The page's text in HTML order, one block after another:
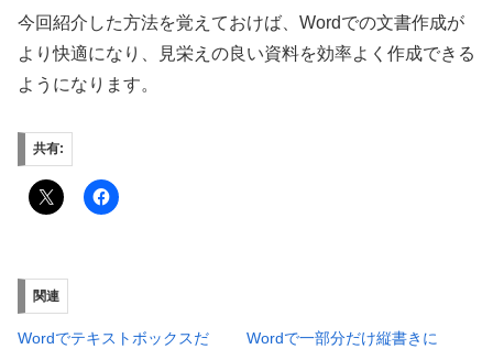
今回紹介した方法を覚えておけば、Wordでの文書作成が
より快適になり、見栄えの良い資料を効率よく作成できる
ようになります。
共有:
関連
Wordでテキストボックスだ
Wordで一部分だけ縦書きに